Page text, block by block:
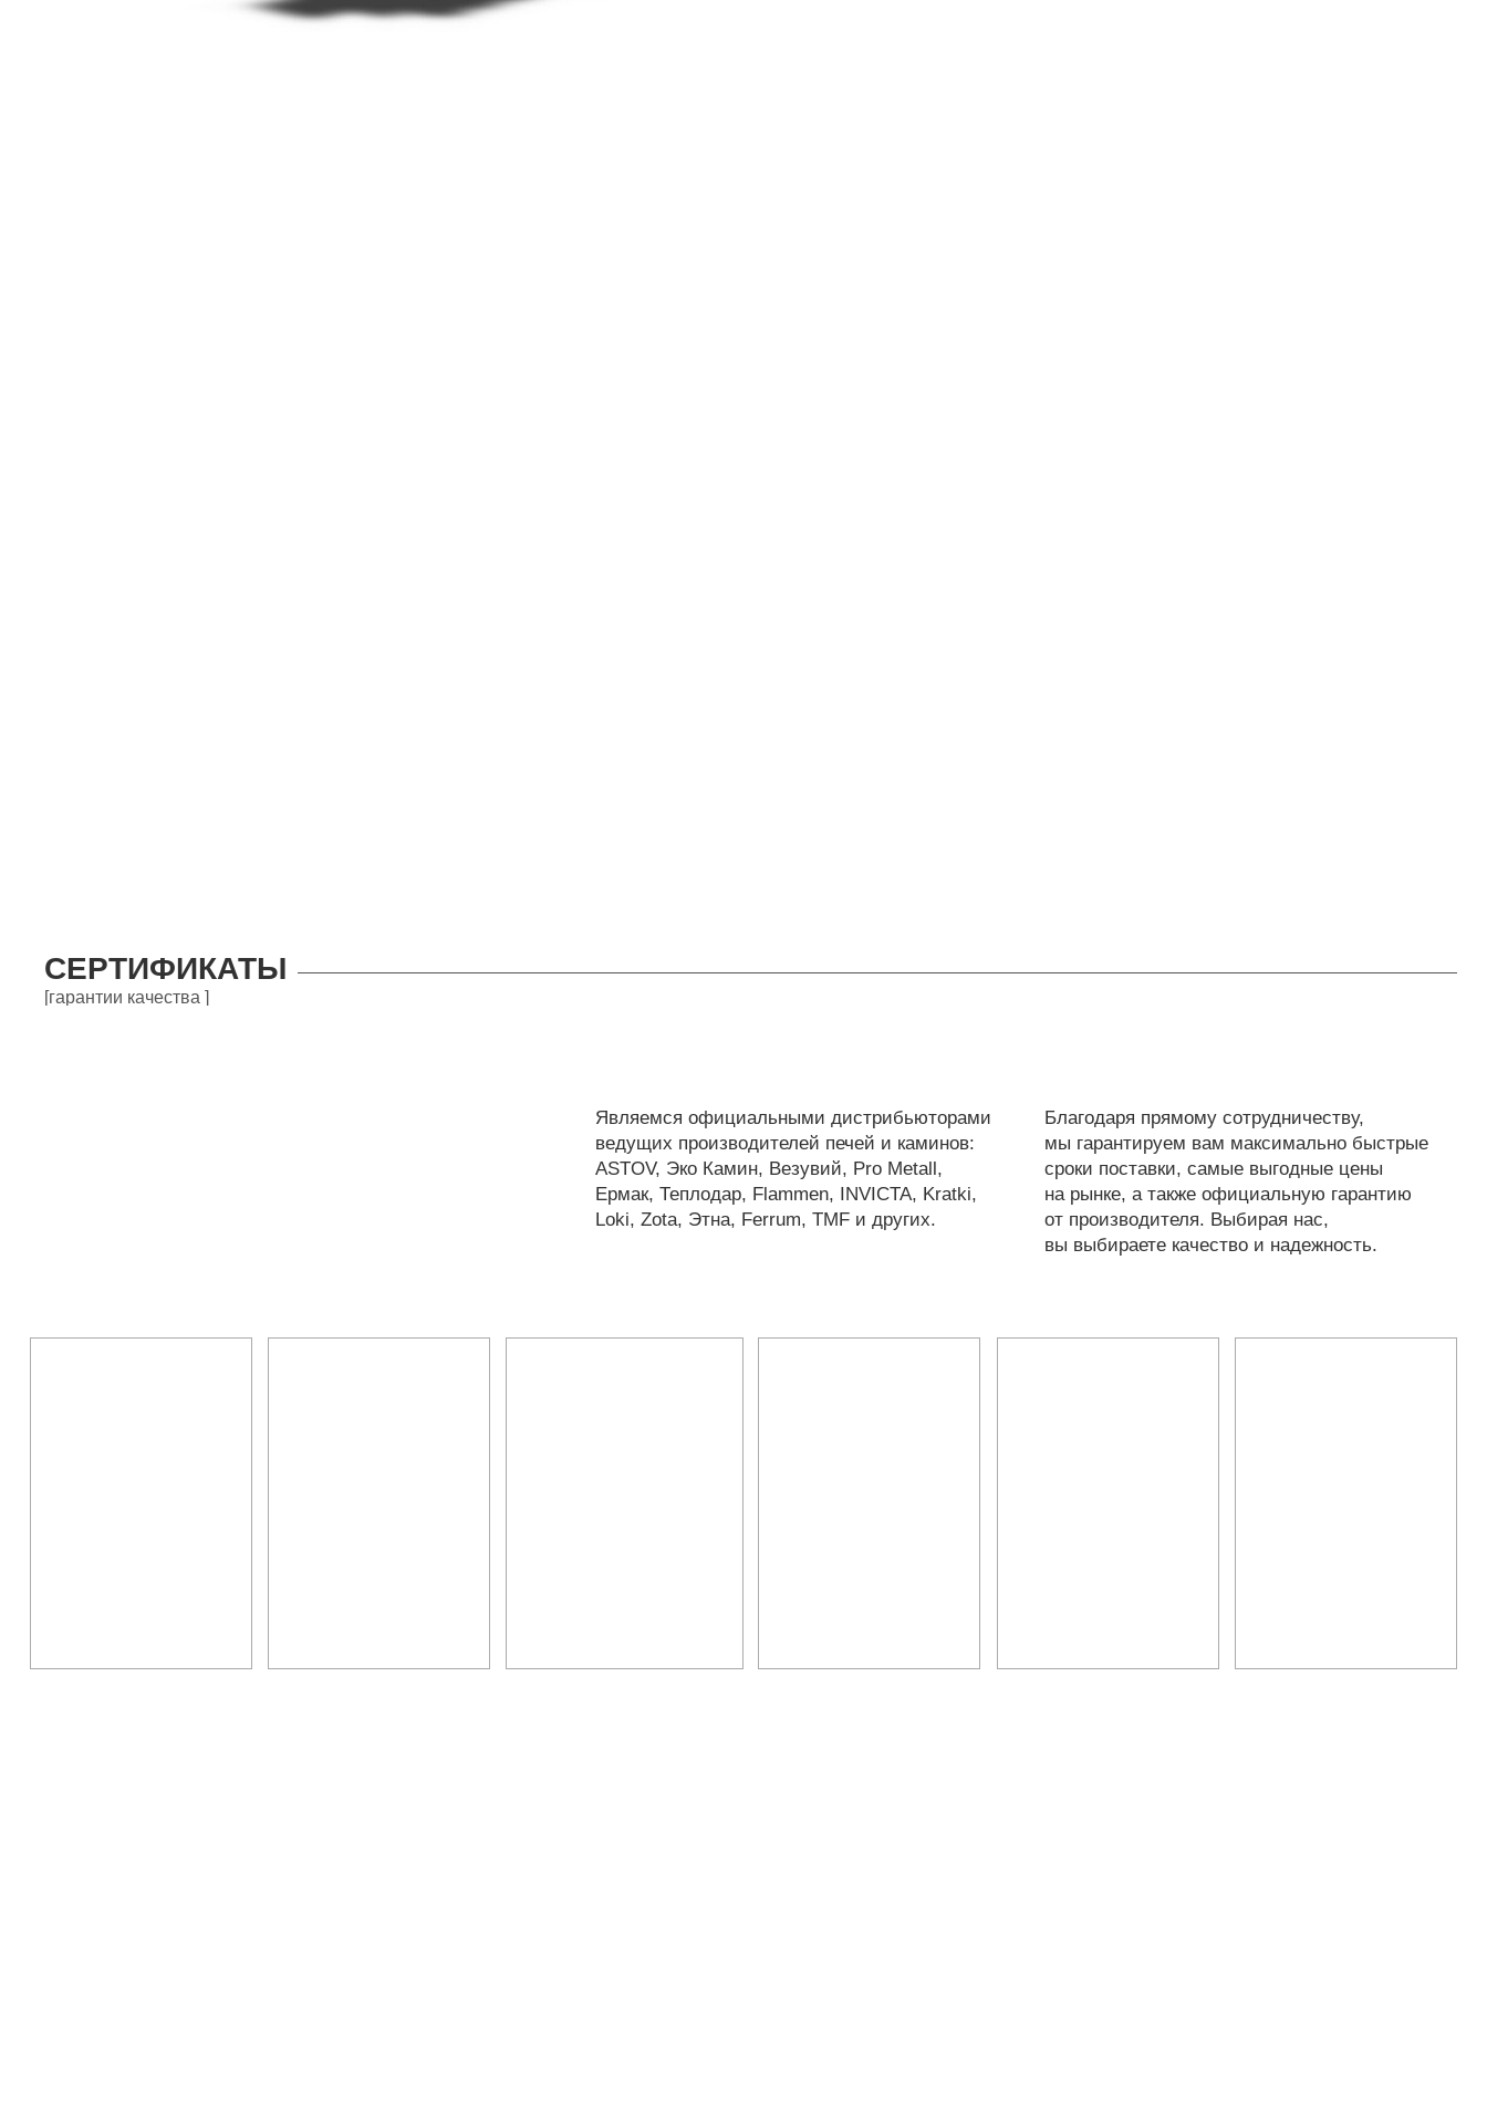
СЕРТИФИКАТЫ
[гарантии качества ]
Являемся официальными дистрибьюторами
ведущих производителей печей и каминов:
ASTOV, Эко Камин, Везувий, Pro Metall,
Ермак, Теплодар, Flammen, INVICTA, Kratki,
Loki, Zota, Этна, Ferrum, TMF и других.
Благодаря прямому сотрудничеству,
мы гарантируем вам максимально быстрые
сроки поставки, самые выгодные цены
на рынке, а также официальную гарантию
от производителя. Выбирая нас,
вы выбираете качество и надежность.